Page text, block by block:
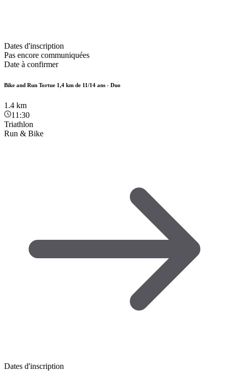
Dates d'inscription
Pas encore communiquées
Date à confirmer
Bike and Run Tortue 1,4 km de 11/14 ans - Duo
1.4 km
11:30
Triathlon
Run & Bike
Dates d'inscription